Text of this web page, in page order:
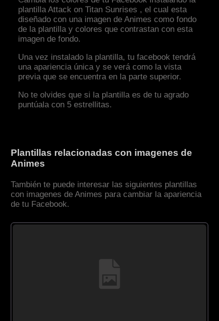
plantilla Attack on Titan Sunrises , el cual esta
diseñado con una imagen de Animes como fondo
de la plantilla y colores que contrastan con esta
imagen de fondo.
Una vez instalado la plantilla, tu facebook tendrá
una apariencia única y se verá como la vista
previa que se encuentra en la parte superior.
No te olvides que si la plantilla es de tu agrado
puntúala con 5 estrellitas.
Plantillas relacionadas con imagenes de
Animes
También te puede interesar las siguientes plantillas
con imagenes de Animes para cambiar la apariencia
de tu Facebook.